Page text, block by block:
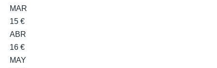
MAR
15 €
ABR
16 €
MAY